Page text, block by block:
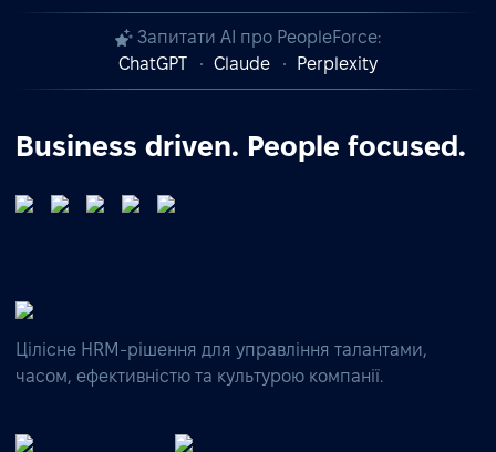
Запитати AI про PeopleForce:
ChatGPT
Claude Perplexity
Business driven. People focused.
Цілісне HRM-рішення для управління талантами,
часом, ефективністю та культурою компанії.